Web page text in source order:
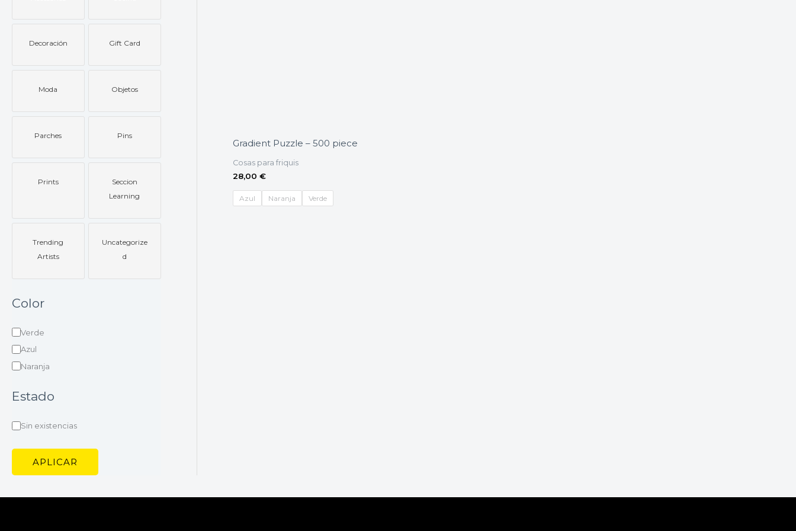
Decoración Gift Card
Moda Objetos
Parches Pins
Prints
Seccion
Learning
Trending
Artists
Uncategorize
d
Color
Verde
Azul
Naranja
Estado
Sin existencias
APLICAR
Gradient Puzzle – 500 piece
Cosas para friquis
28,00 €
Azul Naranja Verde